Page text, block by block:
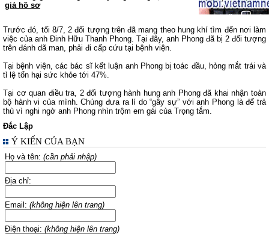
giả hồ sơ
Trước đó, tối 8/7, 2 đối tượng trên đã mang theo hung khí tìm đến nơi làm
việc của anh Đinh Hữu Thanh Phong. Tại đây, anh Phong đã bị 2 đối tượng
trên đánh dã man, phải đi cấp cứu tại bệnh viện.
Tại bệnh viện, các bác sĩ kết luận anh Phong bị toác đầu, hỏng mắt trái và
tỉ lệ tổn hại sức khỏe tới 47%.
Tại cơ quan điều tra, 2 đối tượng hành hung anh Phong đã khai nhận toàn
bộ hành vi của mình. Chúng đưa ra lí do “gây sự” với anh Phong là để trả
thù vì nghi ngờ anh Phong nhìn trộm em gái của Trọng tắm.
Đắc Lập
Ý KIẾN CỦA BẠN
Họ và tên: (cần phải nhập)
Địa chỉ:
Email: (không hiện lên trang)
Điện thoại: (không hiện lên trang)